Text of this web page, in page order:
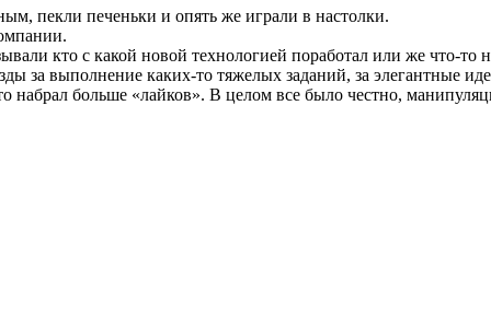
пекли печеньки и опять же играли в настолки.
кто с какой новой технологией поработал или же что-то
за выполнение каких-то тяжелых заданий, за элегантные
больше «лайков». В целом все было честно,